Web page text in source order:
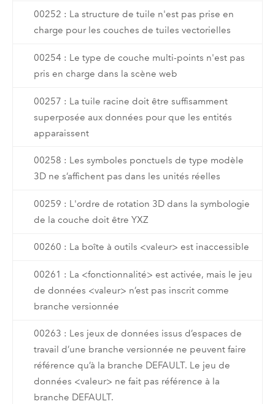
00252 : La structure de tuile n'est pas prise en
charge pour les couches de tuiles vectorielles
00254 : Le type de couche multi-points n'est pas
pris en charge dans la scène web
00257 : La tuile racine doit être suffisamment
superposée aux données pour que les entités
apparaissent
00258 : Les symboles ponctuels de type modèle
3D ne s’affichent pas dans les unités réelles
00259 : L'ordre de rotation 3D dans la symbologie
de la couche doit être YXZ
00260 : La boîte à outils <valeur> est inaccessible
00261 : La <fonctionnalité> est activée, mais le jeu
de données <valeur> n’est pas inscrit comme
branche versionnée
00263 : Les jeux de données issus d’espaces de
travail d’une branche versionnée ne peuvent faire
référence qu’à la branche DEFAULT. Le jeu de
données <valeur> ne fait pas référence à la
branche DEFAULT.